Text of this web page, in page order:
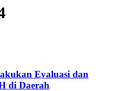
Evaluasi dan
di Daerah